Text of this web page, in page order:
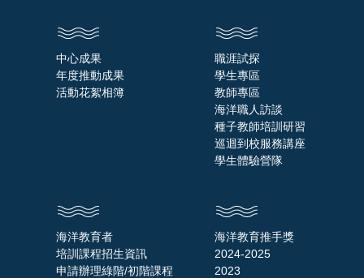
中心成果
年度推動成果
活動花絮相簿
職涯試探
學生專區
教師專區
海洋職人訪談
種子教師培訓研習
巡迴到校服務講座
學生體驗營隊
海洋教育者
培訓課程招生資訊
申請辦理綠階/初階課程
海洋教育推手獎
2024-2025
2023